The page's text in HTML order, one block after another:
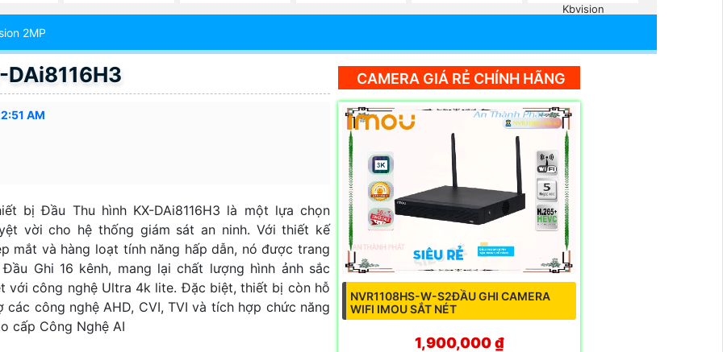
Kbvision
2MP
AM
bị Đầu Thu hình KX-DAi8116H3 là một lựa chọn
vời cho hệ thống giám sát an ninh. Với thiết kế
mắt và hàng loạt tính năng hấp dẫn, nó được trang
Ghi 16 kênh, mang lại chất lượng hình ảnh sắc
với công nghệ Ultra 4k lite. Đặc biệt, thiết bị còn hỗ
các công nghệ AHD, CVI, TVI và tích hợp chức năng
cấp Công Nghệ AI
CAMERA GIÁ RẺ CHÍNH HÃNG
NVR1108HS-W-S2ĐẦU GHI CAMERA
WIFI IMOU SẮT NÉT
1,900,000 ₫